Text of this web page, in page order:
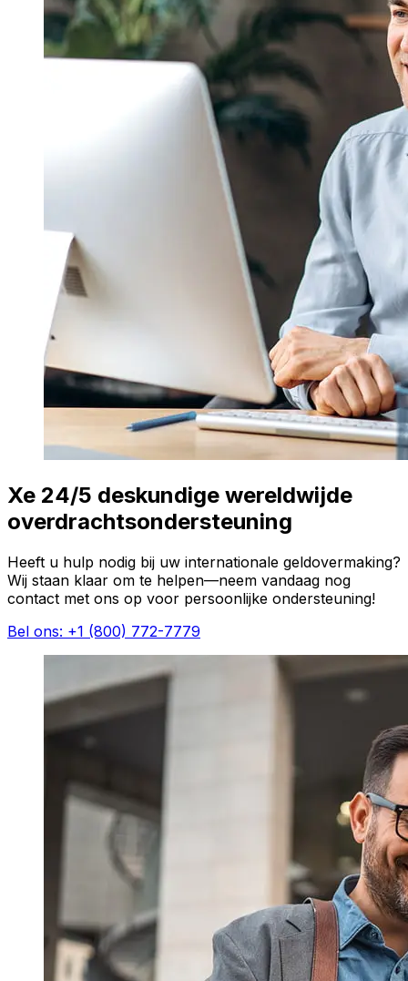
Xe 24/5 deskundige wereldwijde
overdrachtsondersteuning
Heeft u hulp nodig bij uw internationale geldovermaking?
Wij staan klaar om te helpen—neem vandaag nog
contact met ons op voor persoonlijke ondersteuning!
Bel ons: +1 (800) 772-7779